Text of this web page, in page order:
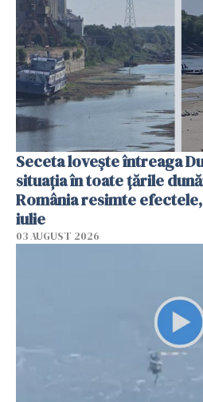
Seceta lovește întreaga
situația în toate țările
România resimte
iulie
03 AUGUST 2026